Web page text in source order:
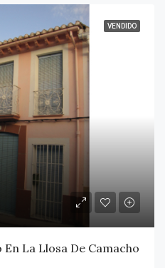
VENDIDO
En La Llosa De Camacho